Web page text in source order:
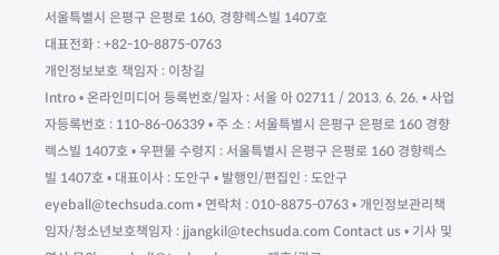
서울특별시 은평구 은평로 160, 경향렉스빌 1407호
대표전화 : +82-10-8875-0763
개인정보보호 책임자 : 이창길
Intro • 온라인미디어 등록번호/일자 : 서울 아 02711 / 2013. 6. 26. • 사업
자등록번호 : 110-86-06339 • 주 소 : 서울특별시 은평구 은평로 160 경향
렉스빌 1407호 • 우편물 수령지 : 서울특별시 은평구 은평로 160 경향렉스
빌 1407호 • 대표이사 : 도안구 • 발행인/편집인 : 도안구
eyeball@techsuda.com • 연락처 : 010-8875-0763 • 개인정보관리책
임자/청소년보호책임자 : jjangkil@techsuda.com Contact us • 기사 및